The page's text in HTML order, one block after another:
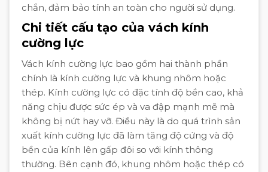
chắn, đảm bảo tính an toàn cho người sử dụng.
Chi tiết cấu tạo của vách kính
cường lực
Vách kính cường lực bao gồm hai thành phần
chính là kính cường lực và khung nhôm hoặc
thép. Kính cường lực có đặc tính độ bền cao, khả
năng chịu được sức ép và va đập mạnh mẽ mà
không bị nứt hay vỡ. Điều này là do quá trình sản
xuất kính cường lực đã làm tăng độ cứng và độ
bền của kính lên gấp đôi so với kính thông
thường. Bên cạnh đó, khung nhôm hoặc thép có